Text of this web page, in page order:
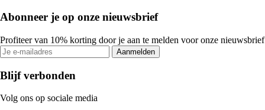
Abonneer je op onze nieuwsbrief
Profiteer van 10% korting door je aan te melden voor onze nieuwsbrief
Aanmelden
Blijf verbonden
Volg ons op sociale media